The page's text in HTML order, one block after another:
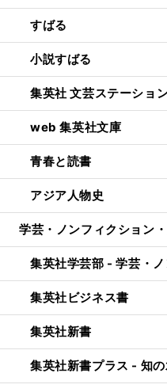
すばる
小説すばる
集英社 文芸ステーショ
web 集英社文庫
青春と読書
アジア人物史
学芸・ノンフィクション
集英社学芸部 - 学芸・
集英社ビジネス書
集英社新書
集英社新書プラス - 知